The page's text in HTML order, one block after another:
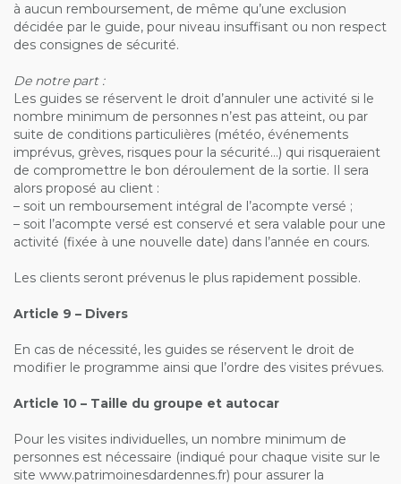
à aucun remboursement, de même qu’une exclusion
décidée par le guide, pour niveau insuffisant ou non respect
des consignes de sécurité.
De notre part :
Les guides se réservent le droit d’annuler une activité si le
nombre minimum de personnes n’est pas atteint, ou par
suite de conditions particulières (météo, événements
imprévus, grèves, risques pour la sécurité…) qui risqueraient
de compromettre le bon déroulement de la sortie. Il sera
alors proposé au client :
– soit un remboursement intégral de l’acompte versé ;
– soit l’acompte versé est conservé et sera valable pour une
activité (fixée à une nouvelle date) dans l’année en cours.
Les clients seront prévenus le plus rapidement possible.
Article 9 – Divers
En cas de nécessité, les guides se réservent le droit de
modifier le programme ainsi que l’ordre des visites prévues.
Article 10 – Taille du groupe et autocar
Pour les visites individuelles, un nombre minimum de
personnes est nécessaire (indiqué pour chaque visite sur le
site www.patrimoinesdardennes.fr) pour assurer la